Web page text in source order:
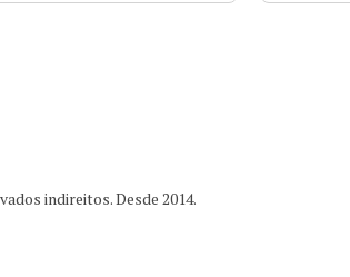
indireitos. Desde 2014.